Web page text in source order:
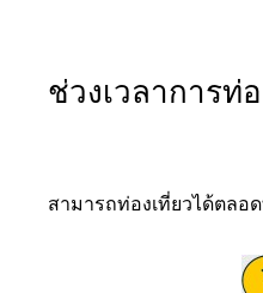
ช่วงเวลาการท่
สามารถท่องเที่ยวได้ตลอ